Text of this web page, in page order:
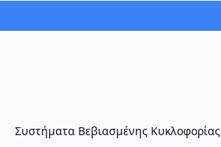
Συστήματα Βεβιασμένης Κυκλοφορίας